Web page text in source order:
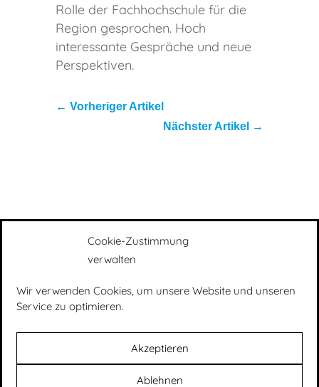
Cookie-Zustimmung
verwalten
Wir verwenden Cookies, um unsere Website und unseren
Service zu optimieren.
Akzeptieren
Ablehnen
Rolle der Fachhochschule für die
Region gesprochen. Hoch
interessante Gespräche und neue
Perspektiven.
←Vorheriger Artikel
Nächster Artikel
→
Presse| Impressum|Datenschutz|